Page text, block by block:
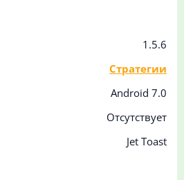
1.5.6
Стратегии
Android 7.0
Отсутствует
Jet Toast